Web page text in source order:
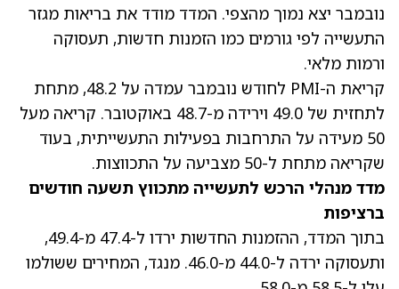
נובמבר יצא נמוך מהצפי. המדד מודד את בריאות מגזר
התעשייה לפי גורמים כמו הזמנות חדשות, תעסוקה
ורמות מלאי.
קריאת ה-PMI לחודש נובמבר עמדה על 48.2, מתחת
לתחזית של 49.0 וירידה מ-48.7 באוקטובר. קריאה מעל
50 מעידה על התרחבות בפעילות התעשייתית, בעוד
שקריאה מתחת ל-50 מצביעה על התכווצות.
מדד מנהלי הרכש לתעשייה מתכווץ תשעה חודשים
ברציפות
בתוך המדד, ההזמנות החדשות ירדו ל-47.4 מ-49.4,
ותעסוקה ירדה ל-44.0 מ-46.0. מנגד, המחירים ששולמו